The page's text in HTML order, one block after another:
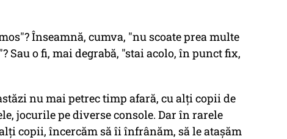
Înseamnă, cumva, "nu scoate prea multe
Sau o fi, mai degrabă, "stai acolo, în punct fix,
nu mai petrec timp afară, cu alţi copii de
jocurile pe diverse console. Dar în rarele
copii, încercăm să îi înfrânăm, să le ataşăm